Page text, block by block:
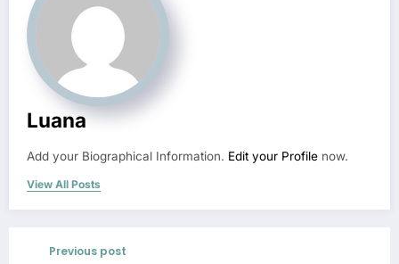
Luana
Add your Biographical Information. Edit your Profile now.
View All Posts
Previous post